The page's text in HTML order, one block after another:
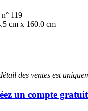
119
cm x 160.0 cm
des ventes est
un compte